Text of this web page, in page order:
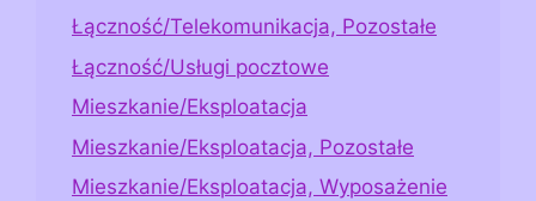
Łączność/Telekomunikacja, Pozostałe
Łączność/Usługi pocztowe
Mieszkanie/Eksploatacja
Mieszkanie/Eksploatacja, Pozostałe
Mieszkanie/Eksploatacja, Wyposażenie